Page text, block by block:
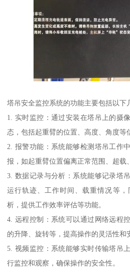
塔吊安全监控系统的功能主要包括以下
1. 实时监控：通过安装在塔吊上的摄
态，包括起重臂的位置、高度、角度等
2. 报警功能：系统能够检测塔吊工作
报，如起重臂位置偏离正常范围、超载
3. 数据记录与分析：系统能够记录塔
运行轨迹、工作时间、载重情况等
析，提供工作效率评估等功能。
4. 远程控制：系统可以通过网络远程
的升降、旋转等，提高操作的灵活性和
5. 视频监控：系统能够实时传输塔吊
行监控和观察，确保操作的安全性。